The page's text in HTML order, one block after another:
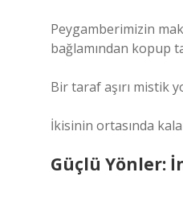
Peygamberimizin
bağlamından kopup
Bir taraf aşırı mistik
İkisinin ortasında
Güçlü Yönler: